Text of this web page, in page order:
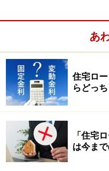
あ
住宅ロ
らどっ
「住宅
は今ま